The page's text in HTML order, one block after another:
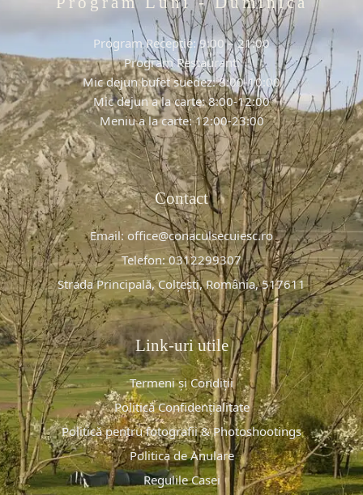
Program Recepție: 9:00 – 21:00
Program Restaurant:
Mic dejun bufet suedez: 8:00-10:00
Mic dejun a la carte: 8:00-12:00
Meniu a la carte: 12:00-23:00
Contact
Email: office@conaculsecuiesc.ro
Telefon: 0312299307
Strada Principală, Colțești, România, 517611
Link-uri utile
Termeni și Condiții
Politică Confidențialitate
Politică pentru fotografii & Photoshootings
Politica de Anulare
Regulile Casei